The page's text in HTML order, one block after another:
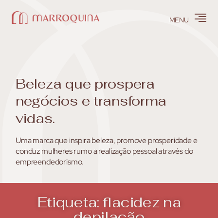
MENU
Beleza que prospera
negócios e transforma
vidas.
Uma marca que inspira beleza, promove prosperidade e
conduz mulheres rumo a realização pessoal através do
empreendedorismo.
Etiqueta: flacidez na